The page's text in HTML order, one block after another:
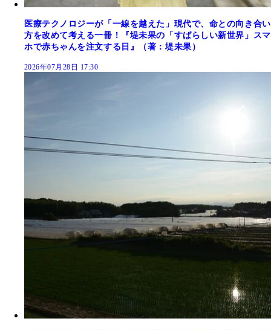
医療テクノロジーが「一線を越えた」現代で、命との向き合い
方を改めて考える一冊！『堤未果の「すばらしい新世界」スマ
ホで赤ちゃんを注文する日』（著：堤未果）
2026年07月28日 17:30